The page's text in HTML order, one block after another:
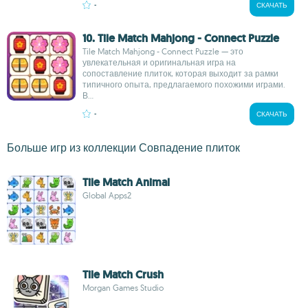
- СКАЧАТЬ
10. Tile Match Mahjong - Connect Puzzle
Tile Match Mahjong - Connect Puzzle — это
увлекательная и оригинальная игра на
сопоставление плиток, которая выходит за рамки
типичного опыта, предлагаемого похожими играми.
В...
- СКАЧАТЬ
Больше игр из коллекции Совпадение плиток
Tile Match Animal
Global Apps2
Tile Match Crush
Morgan Games Studio